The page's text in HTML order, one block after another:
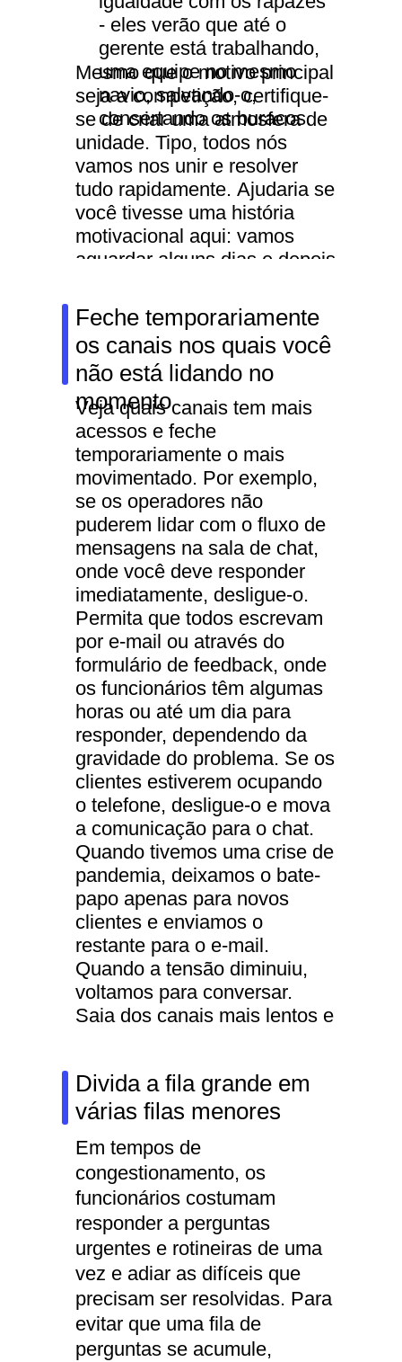
- eles verão que até o
gerente está trabalhando,
uma equipe no mesmo
navio, salvando-o,
consertando os buracos.
Mesmo que o motivo principal
seja a competição, certifique-
se de criar uma atmosfera de
unidade. Tipo, todos nós
vamos nos unir e resolver
tudo rapidamente. Ajudaria se
você tivesse uma história
motivacional aqui: vamos
aguardar alguns dias e depois
Feche temporariamente
os canais nos quais você
não está lidando no
momento
Veja quais canais tem mais
acessos e feche
temporariamente o mais
movimentado. Por exemplo,
se os operadores não
puderem lidar com o fluxo de
mensagens na sala de chat,
onde você deve responder
imediatamente, desligue-o.
Permita que todos escrevam
por e-mail ou através do
formulário de feedback, onde
os funcionários têm algumas
horas ou até um dia para
responder, dependendo da
gravidade do problema. Se os
clientes estiverem ocupando
o telefone, desligue-o e mova
a comunicação para o chat.
Quando tivemos uma crise de
pandemia, deixamos o bate-
papo apenas para novos
clientes e enviamos o
restante para o e-mail.
Quando a tensão diminuiu,
voltamos para conversar.
Saia dos canais mais lentos e
uma solicitação, mas você
terá tempo para processá-la.
Divida a fila grande em
várias filas menores
Em tempos de
congestionamento, os
funcionários costumam
responder a perguntas
urgentes e rotineiras de uma
vez e adiar as difíceis que
precisam ser resolvidas. Para
evitar que uma fila de
perguntas se acumule,